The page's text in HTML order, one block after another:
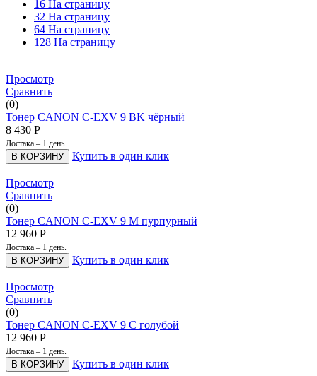
16 На страницу
32 На страницу
64 На страницу
128 На страницу
Просмотр
Сравнить
(0)
Тонер CANON C-EXV 9 BK чёрный
8 430 Р
Достака – 1 день.
В КОРЗИНУ Купить в один клик
Просмотр
Сравнить
(0)
Тонер CANON C-EXV 9 M пурпурный
12 960 Р
Достака – 1 день.
В КОРЗИНУ Купить в один клик
Просмотр
Сравнить
(0)
Тонер CANON C-EXV 9 C голубой
12 960 Р
Достака – 1 день.
В КОРЗИНУ Купить в один клик